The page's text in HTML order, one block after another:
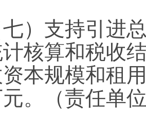
支持引进总
核算和税收
本规模和租
元。（责任